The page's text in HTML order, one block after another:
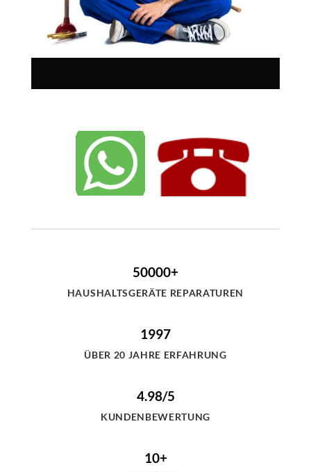
50000+
HAUSHALTSGERÄTE REPARATUREN
1997
ÜBER 20 JAHRE ERFAHRUNG
4.98/5
KUNDENBEWERTUNG
10+